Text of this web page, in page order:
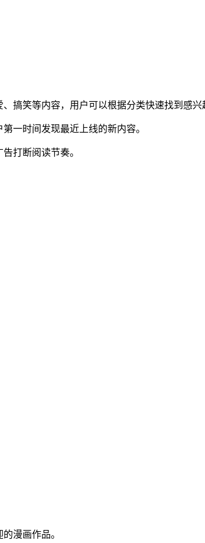
搞笑等内容，用户可以根据分类快速找到感兴
一时间发现最近上线的新内容。
打断阅读节奏。
漫画作品。